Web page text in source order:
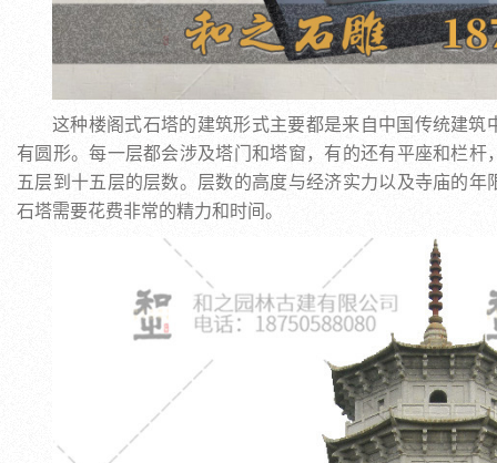
这种楼阁式石塔的建筑形式主要都是来自中国传统建
有圆形。每一层都会涉及塔门和塔窗，有的还有平座和栏
五层到十五层的层数。层数的高度与经济实力以及寺庙的
石塔需要花费非常的精力和时间。